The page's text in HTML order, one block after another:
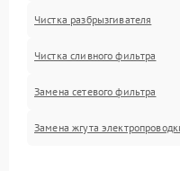
Чистка разбрызгивателя
Чистка сливного фильтра
Замена сетевого фильтра
Замена жгута